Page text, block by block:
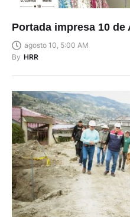
Portada impresa 10 de
agosto 10, 5:00 AM
By HRR